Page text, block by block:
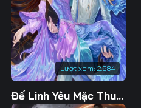
96
99
102
105
Lượt xem: 2.984
Đế Linh Yêu Mặc Thuỷ Linh Lung